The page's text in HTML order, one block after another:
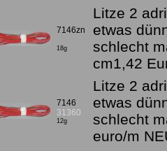
7146zn
18g
Litze 2
etwas
schlecht
cm1,42
7146
31360
12g
Litze 2
etwas
schlecht
euro/m